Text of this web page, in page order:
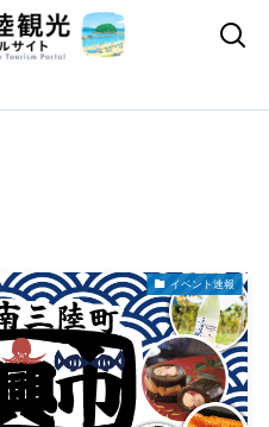
イベント速報